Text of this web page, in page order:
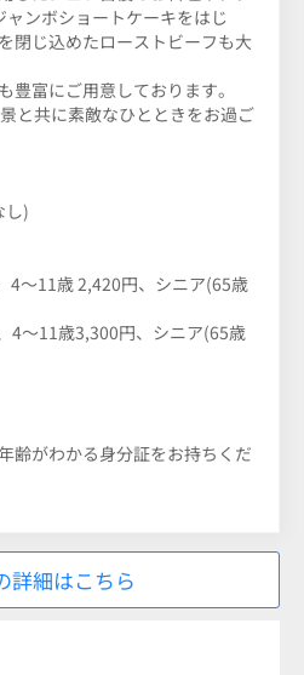
ンボショートケーキをはじ
閉じ込めたローストビーフも大
豊富にご用意しております。
と共に素敵なひとときをお過ご
し)
4～11歳 2,420円、シニア(65歳
4～11歳3,300円、シニア(65歳
齢がわかる身分証をお持ちくだ
詳細はこちら